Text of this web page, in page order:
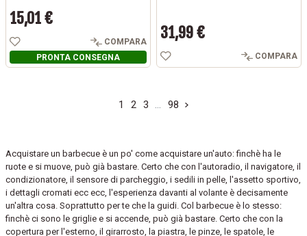
Prezzo
15,01 €
COMPARA
PRONTA CONSEGNA
Prezzo
31,99 €
COMPARA
1 2 3 … 98
Acquistare un barbecue è un po' come acquistare un'auto: finchè ha le
ruote e si muove, può già bastare. Certo che con l'autoradio, il navigatore, il
condizionatore, il sensore di parcheggio, i sedili in pelle, l'assetto sportivo,
i dettagli cromati ecc ecc, l'esperienza davanti al volante è decisamente
un'altra cosa. Soprattutto per te che la guidi. Col barbecue è lo stesso:
finchè ci sono le griglie e si accende, può già bastare. Certo che con la
copertura per l'esterno, il girarrosto, la piastra, le pinze, le spatole, le